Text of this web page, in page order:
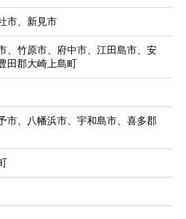
市、新見市
、竹原市、府中市、江田島市、安
田郡大崎上島町
市、八幡浜市、宇和島市、喜多郡